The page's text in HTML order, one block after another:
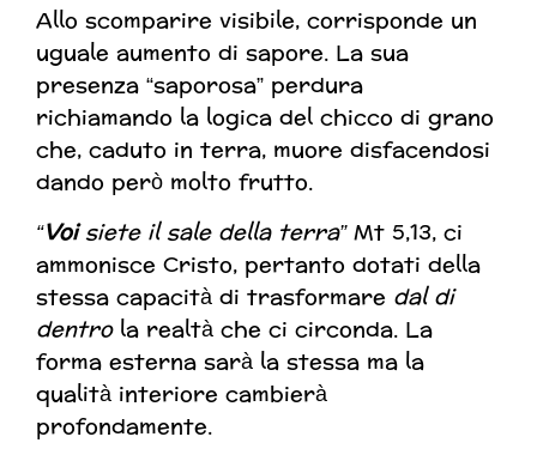
Allo scomparire visibile, corrisponde un
uguale aumento di sapore. La sua
presenza “saporosa” perdura
richiamando la logica del chicco di grano
che, caduto in terra, muore disfacendosi
dando però molto frutto.
“Voisiete il sale della terra”Mt 5,13, ci
ammonisce Cristo, pertanto dotati della
stessa capacità di trasformare dal di
dentrola realtà che ci circonda. La
forma esterna sarà la stessa ma la
qualità interiore cambierà
profondamente.